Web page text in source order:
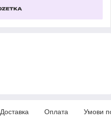
Доставка Оплата Умови